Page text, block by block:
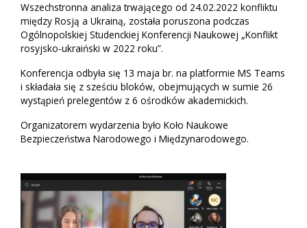
Wszechstronna analiza trwającego od 24.02.2022 konfliktu
między Rosją a Ukrainą, została poruszona podczas
Ogólnopolskiej Studenckiej Konferencji Naukowej „Konflikt
rosyjsko-ukraiński w 2022 roku”.
Konferencja odbyła się 13 maja br. na platformie MS Teams
i składała się z sześciu bloków, obejmujących w sumie 26
wystąpień prelegentów z 6 ośrodków akademickich.
Organizatorem wydarzenia było Koło Naukowe
Bezpieczeństwa Narodowego i Międzynarodowego.